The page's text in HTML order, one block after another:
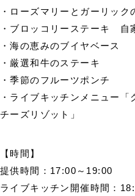
・ローズマリーとガーリック
・ブロッコリーステーキ 自
・海の恵みのブイヤベース
・厳選和牛のステーキ
・季節のフルーツポンチ
・ライブキッチンメニュー「
チーズリゾット」
【時間】
提供時間：17:00～19:00
ライブキッチン開催時間：